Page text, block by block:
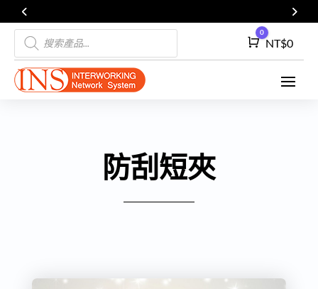
Products
search
Cart
0
NT$0
防刮短夾